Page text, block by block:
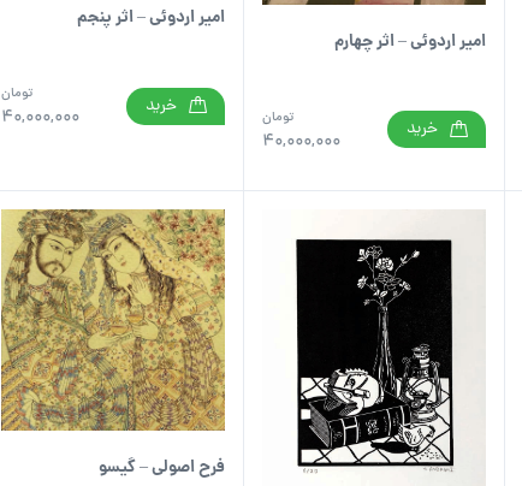
امیر اردوئی – اثر چهارم
40,000,000
تومان خرید
امیر اردوئی – اثر پنجم
40,000,000
تومان خرید
فرح اصولی – گیسو